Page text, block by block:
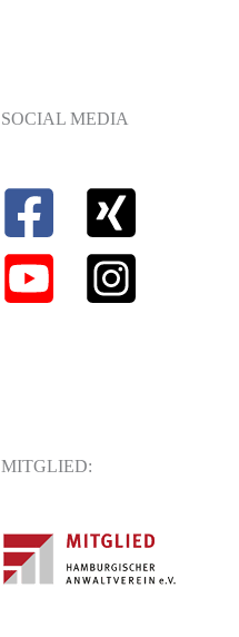
SOCIAL MEDIA
MITGLIED: